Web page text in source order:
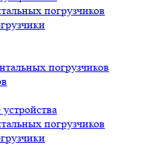
погрузчиков
погрузчиков
погрузчиков